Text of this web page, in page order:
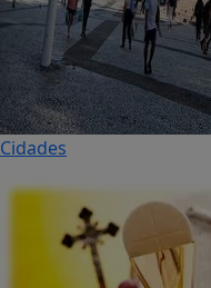
Cidades